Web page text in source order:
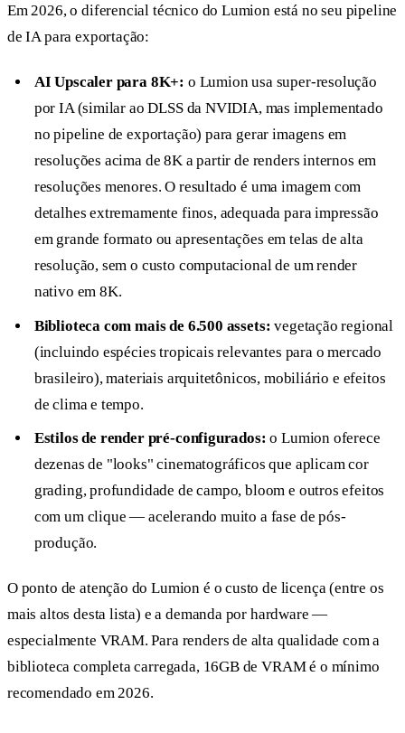
Em 2026, o diferencial técnico do Lumion está no seu pipeline
de IA para exportação:
AI Upscaler para 8K+: o Lumion usa super-resolução
por IA (similar ao DLSS da NVIDIA, mas implementado
no pipeline de exportação) para gerar imagens em
resoluções acima de 8K a partir de renders internos em
resoluções menores. O resultado é uma imagem com
detalhes extremamente finos, adequada para impressão
em grande formato ou apresentações em telas de alta
resolução, sem o custo computacional de um render
nativo em 8K.
Biblioteca com mais de 6.500 assets: vegetação regional
(incluindo espécies tropicais relevantes para o mercado
brasileiro), materiais arquitetônicos, mobiliário e efeitos
de clima e tempo.
Estilos de render pré-configurados: o Lumion oferece
dezenas de "looks" cinematográficos que aplicam cor
grading, profundidade de campo, bloom e outros efeitos
com um clique — acelerando muito a fase de pós-
produção.
O ponto de atenção do Lumion é o custo de licença (entre os
mais altos desta lista) e a demanda por hardware —
especialmente VRAM. Para renders de alta qualidade com a
biblioteca completa carregada, 16GB de VRAM é o mínimo
recomendado em 2026.